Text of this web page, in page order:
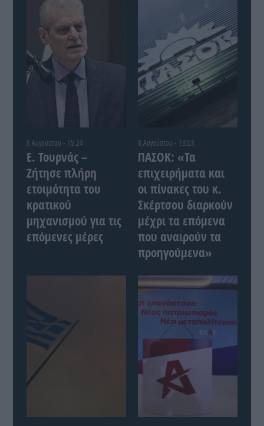
8 Αυγούστου - 15:24
Ε. Τουρνάς –
Ζήτησε πλήρη
ετοιμότητα του
κρατικού
μηχανισμού για τις
επόμενες μέρες
8 Αυγούστου - 13:03
ΠΑΣΟΚ: «Τα
επιχειρήματα και
οι πίνακες του κ.
Σκέρτσου διαρκούν
μέχρι τα επόμενα
που αναιρούν τα
προηγούμενα»